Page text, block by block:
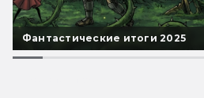
Фантастические итоги 2025